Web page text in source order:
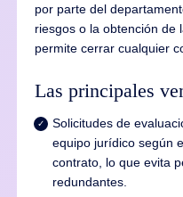
por parte del
riesgos o la obtención de
permite cerrar cualquier
Las principales
Solicitudes de
equipo jurídico según
contrato, lo que evita
redundantes.